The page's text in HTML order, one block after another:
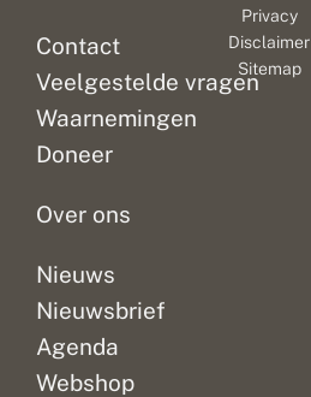
Contact
Veelgestelde vragen
Waarnemingen
Doneer
Over ons
Nieuws
Nieuwsbrief
Agenda
Webshop
Privacy
Disclaimer
Sitemap